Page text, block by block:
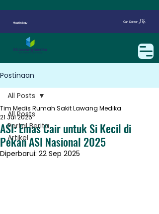
Healthology Cari Dokter
Postingan
All Posts
Portal Berita
Artikel
All Posts
ASI: Emas Cair untuk Si Kecil di
Pekan ASI Nasional 2025
Tim Medis Rumah Sakit Lawang Medika
21 Jul 2025
Diperbarui: 22 Sep 2025